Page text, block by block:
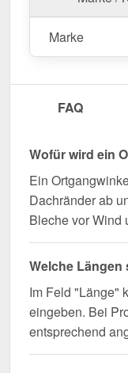
Langlebig,
Sie jetzt und
Marke
FAQ
Wofür wird ein
Ein
Dachränder ab
Bleche vor Wind
Welche
Im Feld "Länge"
eingeben. Bei
entsprechend